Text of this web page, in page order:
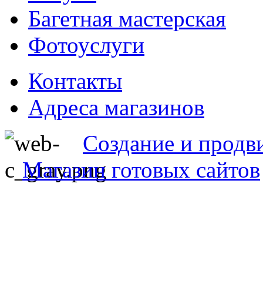
Багетная мастерская
Фотоуслуги
Контакты
Адреса магазинов
Создание и
Магазин готовых сайтов